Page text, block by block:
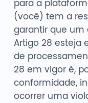
para a
(você) tem a
garantir que
Artigo 28 esteja
de
28 em vigor é,
conformidade,
ocorrer uma